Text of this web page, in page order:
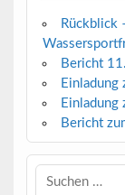
Rückblick
Bericht
Einladung
Einladung
Bericht